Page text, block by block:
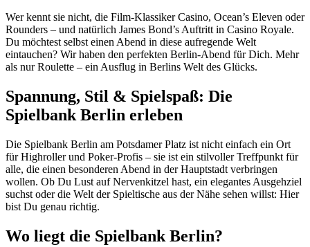
Wer kennt sie nicht, die Film-Klassiker Casino, Ocean’s Eleven oder
Rounders – und natürlich James Bond’s Auftritt in Casino Royale.
Du möchtest selbst einen Abend in diese aufregende Welt
eintauchen? Wir haben den perfekten Berlin-Abend für Dich. Mehr
als nur Roulette – ein Ausflug in Berlins Welt des Glücks.
Spannung, Stil & Spielspaß: Die
Spielbank Berlin erleben
Die Spielbank Berlin am Potsdamer Platz ist nicht einfach ein Ort
für Highroller und Poker-Profis – sie ist ein stilvoller Treffpunkt für
alle, die einen besonderen Abend in der Hauptstadt verbringen
wollen. Ob Du Lust auf Nervenkitzel hast, ein elegantes Ausgehziel
suchst oder die Welt der Spieltische aus der Nähe sehen willst: Hier
bist Du genau richtig.
Wo liegt die Spielbank Berlin?